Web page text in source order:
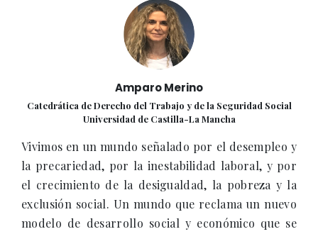
Amparo Merino
Catedrática de Derecho del Trabajo y de la Seguridad Social
Universidad de Castilla-La Mancha
Vivimos en un mundo señalado por el desempleo y
la precariedad, por la inestabilidad laboral, y por
el crecimiento de la desigualdad, la pobreza y la
exclusión social. Un mundo que reclama un nuevo
modelo de desarrollo social y económico que se